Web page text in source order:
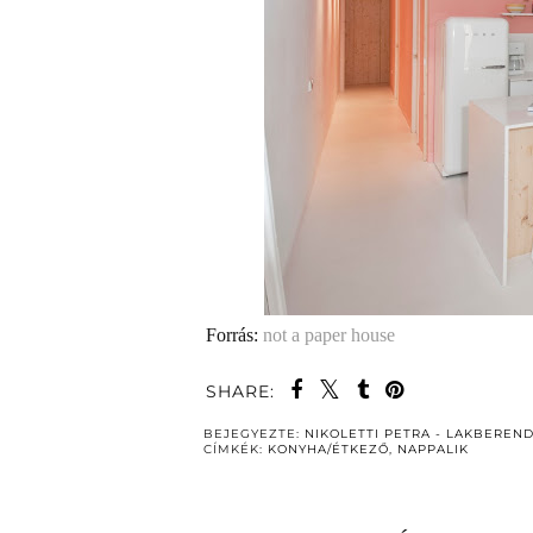
Forrás: not a paper house
SHARE:
BEJEGYEZTE: NIKOLETTI PETRA -
CÍMKÉK: KONYHA/ÉTKEZŐ, NAPPALIK